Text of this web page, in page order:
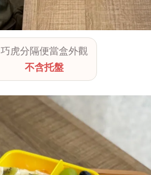
巧虎分隔便當盒外觀
不含托盤